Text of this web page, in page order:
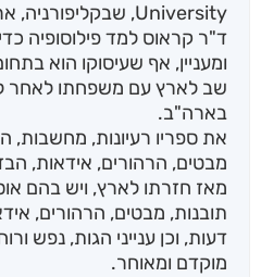
University, שבקליפורניה, ארה"ב.
ד"ר קראוס למד פילוסופיה
ומעניין, אף שעיסוקו הוא
שב לארץ עם משפחתו לאחר
בארה"ב.
את ספריו רעיונות, מחשבות,
מבטים, הרהורים, אידאות,
מאז חזרתו לארץ, ויש בהם
תובנות, מבטים, הרהורים,
דעות, וכן ענייני הגות, נפש
מוקדם ומאוחר.